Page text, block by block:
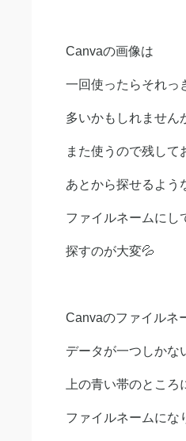
Canvaの画像は
一回使ったらそれっ
多いかもしれません
また使うので残して
あとから探せるよう
ファイルネームにし
探すのが大変💦
Canvaのファイルネ
データが一つしかな
上の青い帯のとこ
ファイルネームにな